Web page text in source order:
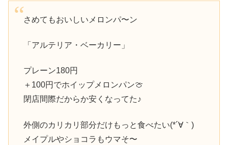
さめてもおいしいメロンパ〜ン
「アルテリア・ベーカリー」
プレーン180円
＋100円でホイップメロンパン🍈
閉店間際だからか安くなってた♪
外側のカリカリ部分だけもっと食べたい(*´∀｀)
メイプルやショコラもウマそ〜